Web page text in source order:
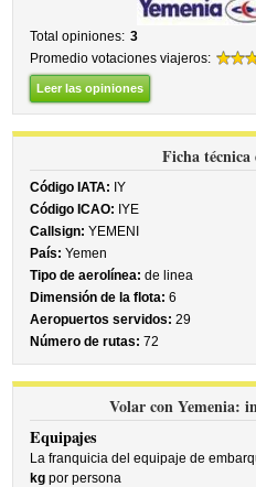
Total opiniones: 3
Promedio votaciones viajeros:
Leer las opiniones
Ficha técnica
Código IATA: IY
Código ICAO: IYE
Callsign: YEMENI
País: Yemen
Tipo de aerolínea: de linea
Dimensión de la flota: 6
Aeropuertos servidos: 29
Número de rutas: 72
Volar con Yemenia:
Equipajes
La franquicia del equipaje de
kg por persona